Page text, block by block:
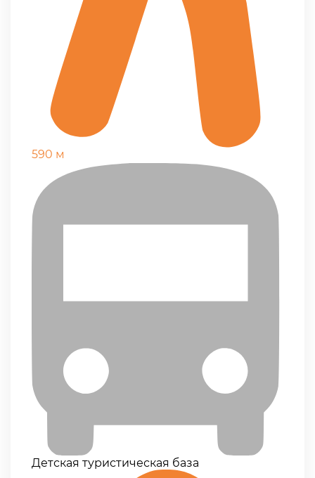
590 м
Детская туристическая база